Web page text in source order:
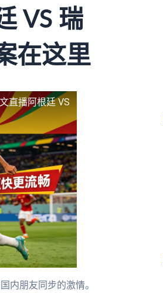
VS 瑞
在这里
直播阿根廷 VS
内朋友同步的激情。